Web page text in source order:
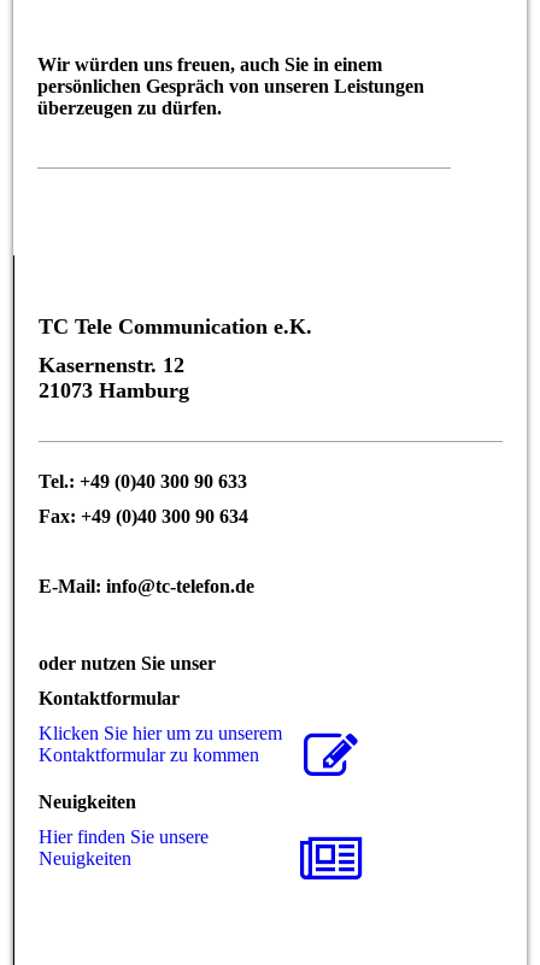
Wir würden uns freuen, auch Sie in einem
persönlichen Gespräch von unseren Leistungen
überzeugen zu dürfen.
TC Tele Communication e.K.
Kasernenstr. 12
21073 Hamburg
Tel.: +49 (0)40 300 90 633
Fax: +49 (0)40 300 90 634
E-Mail: info@tc-telefon.de
oder nutzen Sie unser
Kontaktformular
Klicken Sie hier um zu unserem
Kon­takt­for­mu­lar zu kommen
Neuigkeiten
Hier finden Sie unsere
Neuigkeiten